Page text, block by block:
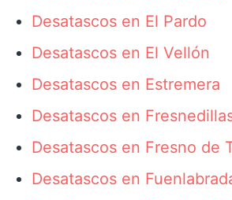
Desatascos en El Pardo
Desatascos en El Vellón
Desatascos en Estremera
Desatascos en
Desatascos en Fresno de
Desatascos en